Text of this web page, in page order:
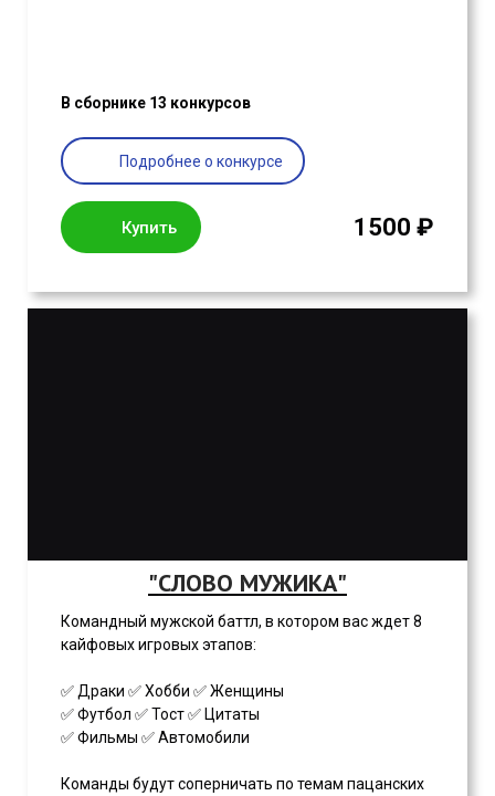
В сборнике 13 конкурсов
Подробнее о конкурсе
Купить 1500 ₽
"СЛОВО МУЖИКА"
Командный мужской баттл, в котором вас ждет 8
кайфовых игровых этапов:
✅ Драки ✅ Хобби ✅ Женщины
✅ Футбол ✅ Тост ✅ Цитаты
✅ Фильмы ✅ Автомобили
Команды будут соперничать по темам пацанских